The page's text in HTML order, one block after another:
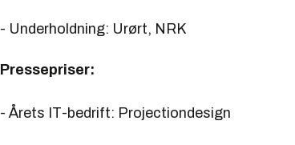
- Underholdning: Urørt, NRK
Pressepriser:
- Årets IT-bedrift: Projectiondesign